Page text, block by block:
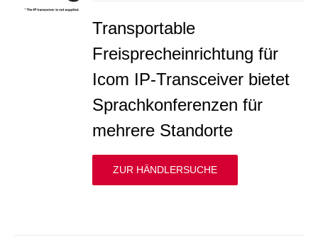
Transportable
Freisprecheinrichtung für
Icom IP-Transceiver bietet
Sprachkonferenzen für
mehrere Standorte
ZUR HÄNDLERSUCHE